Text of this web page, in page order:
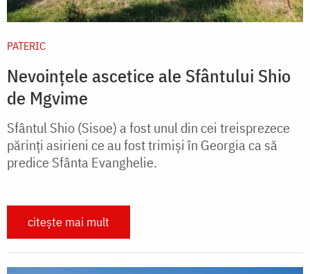
PATERIC
Nevoințele ascetice ale Sfântului Shio
de Mgvime
Sfântul Shio (Sisoe) a fost unul din cei treisprezece
părinți asirieni ce au fost trimişi în Georgia ca să
predice Sfânta Evanghelie.
citește mai mult